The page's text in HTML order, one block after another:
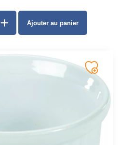
+ Ajouter au panier